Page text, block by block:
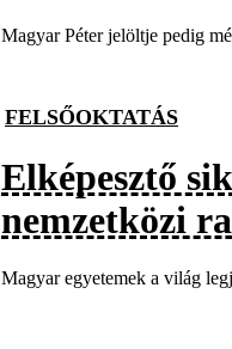
Magyar Péter jelöltje pedig
FELSŐOKTATÁS
Elképesztő
nemzetközi
Magyar egyetemek a világ